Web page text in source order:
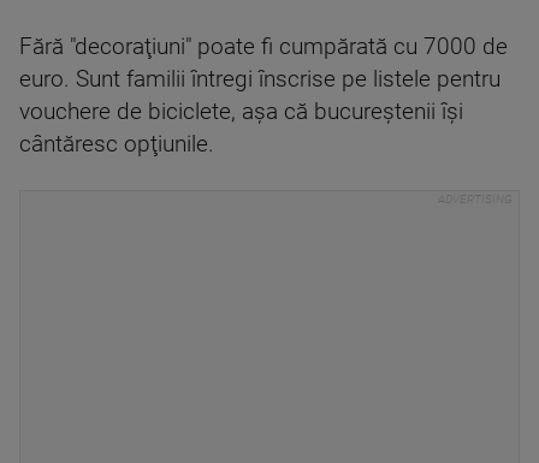
Fără "decoraţiuni" poate fi cumpărată cu 7000 de
euro. Sunt familii întregi înscrise pe listele pentru
vouchere de biciclete, aşa că bucureştenii îşi
cântăresc opţiunile.